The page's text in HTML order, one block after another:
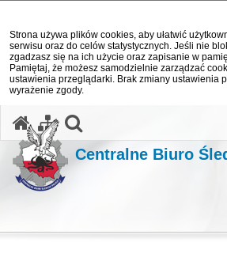
Strona używa plików cookies, aby ułatwić
serwisu oraz do celów statystycznych. Jeśli nie
zgadzasz się na ich użycie oraz zapisanie w
Pamiętaj, że możesz samodzielnie zarządzać
ustawienia przeglądarki. Brak zmiany ustawienia
wyrażenie zgody.
Centralne Biuro